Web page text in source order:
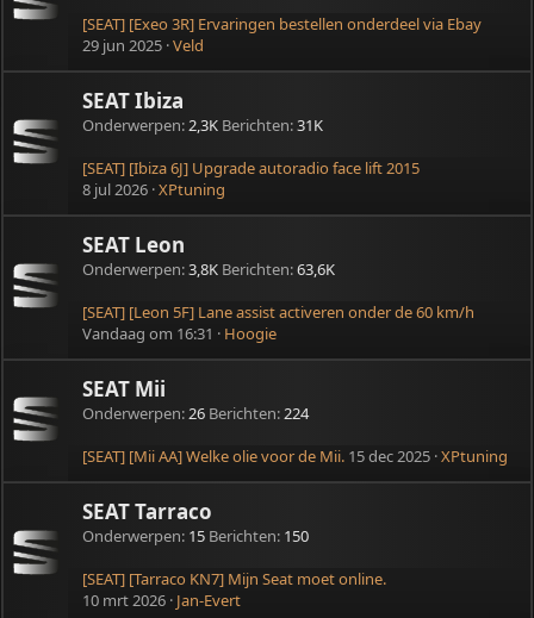
[SEAT] [Exeo 3R] Ervaringen bestellen onderdeel via Ebay
29 jun 2025 Veld
SEAT Ibiza
Onderwerpen 2,3K Berichten 31K
[SEAT] [Ibiza 6J] Upgrade autoradio face lift 2015
8 jul 2026 XPtuning
SEAT Leon
Onderwerpen 3,8K Berichten 63,6K
[SEAT] [Leon 5F] Lane assist activeren onder de 60 km/h
Vandaag om 16:31
Hoogie
SEAT Mii
Onderwerpen 26 Berichten 224
[SEAT] [Mii AA] Welke olie voor de Mii. 15 dec 2025 XPtuning
SEAT Tarraco
Onderwerpen 15 Berichten 150
[SEAT] [Tarraco KN7] Mijn Seat moet online.
10 mrt 2026 Jan-Evert